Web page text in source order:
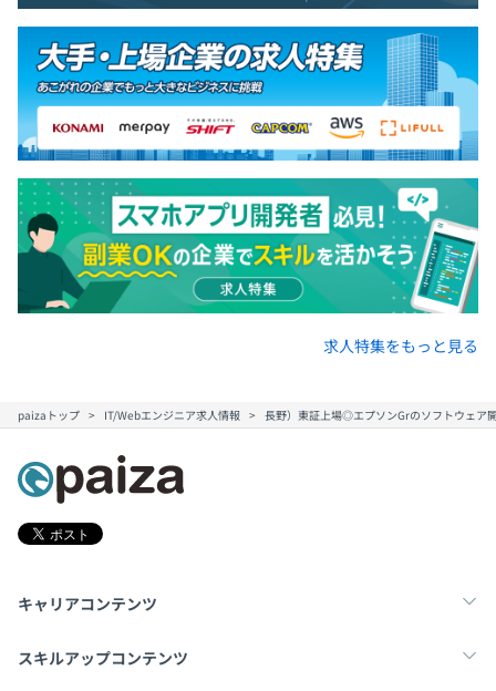
求人特集をもっと見る
paizaトップ IT/Webエンジニア求人情報 長野）東証上場◎エプソンGrのソフトウェア
キャリアコンテンツ
転職・キャリア
スキルアップコンテンツ